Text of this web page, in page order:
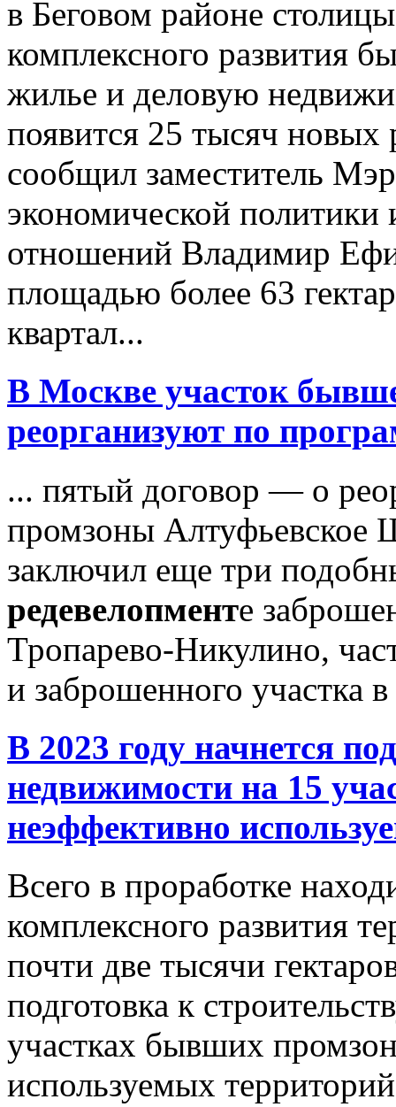
в Беговом районе
комплексного развития
жилье и деловую
появится 25 тысяч
сообщил заместитель
экономической
отношений Владимир
площадью более 63
квартал...
В Москве участок
реорганизуют по
... пятый договор — о
промзоны Алтуфьевское
заключил еще три
редевелопменте
Тропарево-Никулино,
и заброшенного участка
В 2023 году начнется
недвижимости на 15
неэффективно
Всего в проработке
комплексного развития
почти две тысячи
подготовка к
участках бывших
используемых